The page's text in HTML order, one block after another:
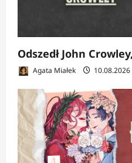
Odszedł John
Agata Miałek 10.08.2026